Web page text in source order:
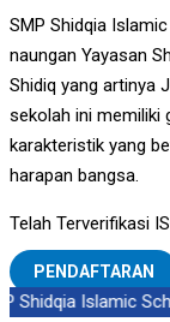
SMP Shidqia
naungan Yayasan
Shidiq yang artinya
sekolah ini memiliki
karakteristik yang
harapan bangsa.
Telah Terverifikasi
PENDAFTARAN
Islamic